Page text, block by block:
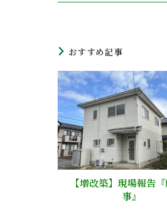
おすすめ記事
【増改築】現場報告
事』